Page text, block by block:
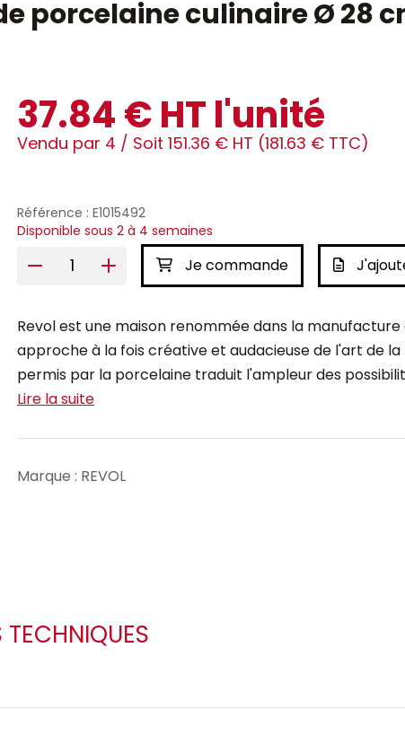
porcelaine culinaire Ø 28
37.84 € HT l'unité
Vendu par 4 / Soit 151.36 € HT (181.63 € TTC)
Référence : E1015492
Disponible sous 2 à 4 semaines
Je commande
Revol est une maison renommée dans la
approche à la fois créative et audacieuse de l'art de
permis par la porcelaine traduit l'ampleur des
Lire la suite
Marque : REVOL